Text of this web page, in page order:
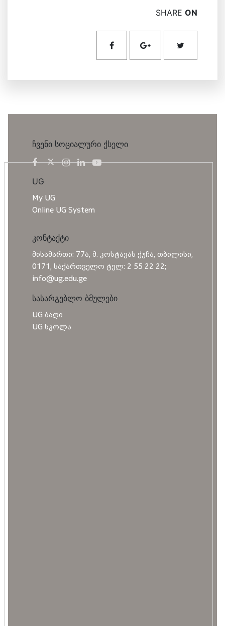
SHARE ON
ჩვენი სოციალური ქსელი
UG
My UG
Online UG System
კონტაქტი
მისამართი: 77ა, მ. კოსტავას ქუჩა, თბილისი,
0171, საქართველო ტელ: 2 55 22 22;
info@ug.edu.ge
სასარგებლო ბმულები
UG ბაღი
UG სკოლა